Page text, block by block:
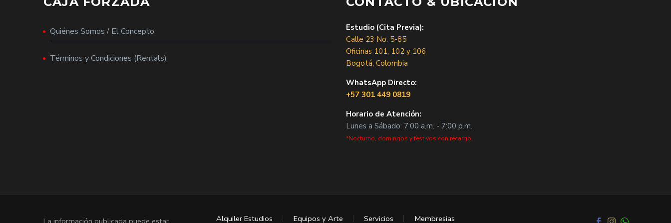
Quiénes Somos / El Concepto
Términos y Condiciones (Rentals)
Estudio (Cita Previa):
Calle 23 No. 5-85
Oficinas 101, 102 y 106
Bogotá, Colombia
WhatsApp Directo:
+57 301 449 0819
Horario de Atención:
Lunes a Sábado: 7:00 a.m. - 7:00 p.m.
*Nocturno, domingos y festivos con recargo.
Alquiler Estudios Equipos y Arte Servicios Membresias